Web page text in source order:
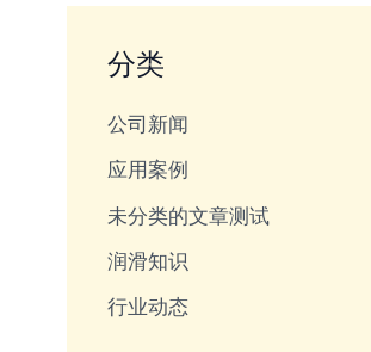
分类
公司新闻
应用案例
未分类的文章测试
润滑知识
行业动态